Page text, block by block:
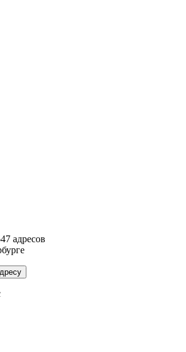
адресов